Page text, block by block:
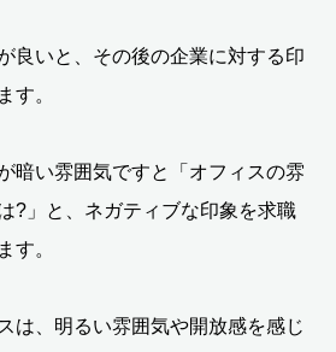
良いと、その後の企業に対する印
す。
暗い雰囲気ですと「オフィスの雰
?」と、ネガティブな印象を求職
す。
は、明るい雰囲気や開放感を感じ